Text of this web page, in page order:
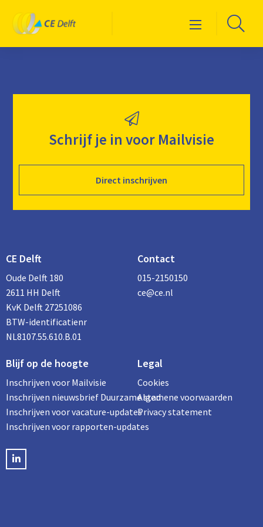
Logo
CE
Delft
Menu Ga
Schrijf je in voor Mailvisie
Direct inschrijven
CE Delft
Oude Delft 180
2611 HH Delft
KvK Delft 27251086
BTW-identificatienr
NL8107.55.610.B.01
Contact
015-2150150
ce@ce.nl
Blijf op de hoogte
Inschrijven voor Mailvisie
Inschrijven nieuwsbrief Duurzame stad
Inschrijven voor vacature-updates
Inschrijven voor rapporten-updates
LinkedIN
Legal
Cookies
Algemene voorwaarden
Privacy statement